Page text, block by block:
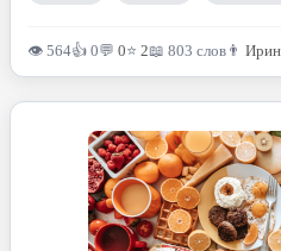
👁 564👍 0💬 0⭐ 2📖 803 слов 👨